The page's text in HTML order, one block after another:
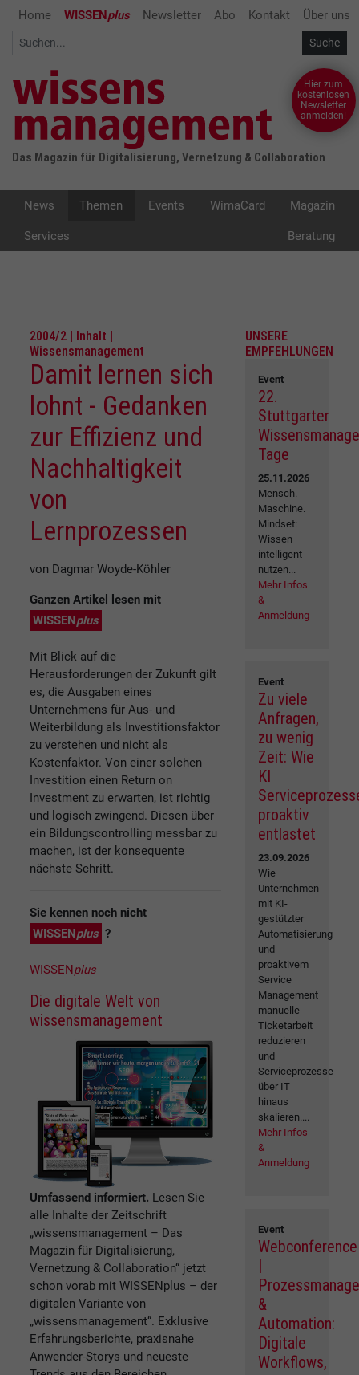
Home WISSENplus Newsletter Abo Kontakt Über uns
Das Magazin für Digitalisierung, Vernetzung & Collaboration
Hier zum
kostenlosen
Newsletter
anmelden!
News Themen Events WimaCard Magazin
Services Beratung
2004/2 | Inhalt |
Wissensmanagement
Damit lernen sich
lohnt - Gedanken
zur Effizienz und
Nachhaltigkeit
von
Lernprozessen
von Dagmar Woyde-Köhler
Ganzen Artikel lesen mit
WISSENplus
Mit Blick auf die
Herausforderungen der Zukunft gilt
es, die Ausgaben eines
Unternehmens für Aus- und
Weiterbildung als Investitionsfaktor
zu verstehen und nicht als
Kostenfaktor. Von einer solchen
Investition einen Return on
Investment zu erwarten, ist richtig
und logisch zwingend. Diesen über
ein Bildungscontrolling messbar zu
machen, ist der konsequente
nächste Schritt.
Sie kennen noch nicht
WISSENplus ?
WISSENplus
Die digitale Welt von
wissensmanagement
Umfassend informiert. Lesen Sie
alle Inhalte der Zeitschrift
„wissensmanagement – Das
Magazin für Digitalisierung,
Vernetzung & Collaboration“ jetzt
schon vorab mit WISSENplus – der
digitalen Variante von
„wissensmanagement“. Exklusive
Erfahrungsberichte, praxisnahe
Anwender-Storys und neueste
UNSERE
EMPFEHLUNGEN
Event
22.
Stuttgarter
Tage
25.11.2026
Mensch.
Maschine.
Mindset:
Wissen
intelligent
nutzen...
Mehr Infos
&
Anmeldung
Event
Zu viele
Anfragen,
zu wenig
Zeit: Wie
KI
proaktiv
entlastet
23.09.2026
Wie
Unternehmen
mit KI-
gestützter
Automatisierung
und
proaktivem
Service
Management
manuelle
Ticketarbeit
reduzieren
und
Serviceprozesse
über IT
hinaus
skalieren....
Mehr Infos
&
Anmeldung
Event
Webconference
|
&
Automation:
Digitale
Workflows,